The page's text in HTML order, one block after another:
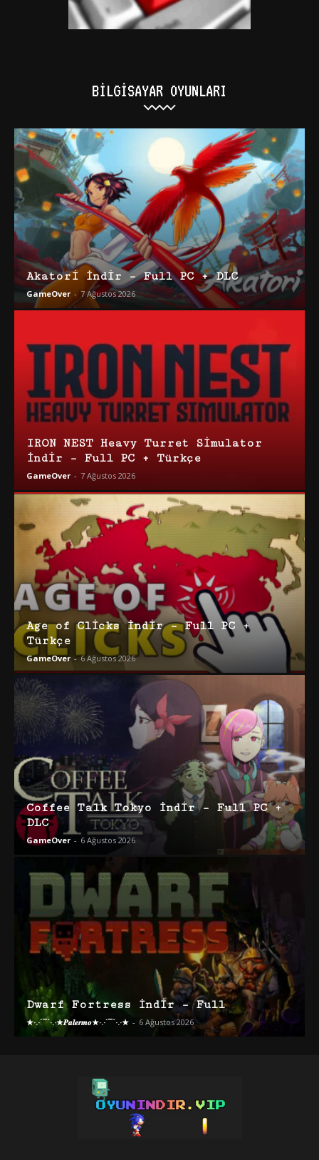
BILGISAYAR OYUNLARI
Akatori İndir – Full PC + DLC
GameOver - 7 Ağustos 2026
IRON NEST Heavy Turret Simulator
İndir – Full PC + Türkçe
GameOver - 7 Ağustos 2026
Age of Clicks İndir – Full PC +
Türkçe
GameOver - 6 Ağustos 2026
Coffee Talk Tokyo İndir – Full PC +
DLC
GameOver - 6 Ağustos 2026
Dwarf Fortress İndir – Full
★·.·´¯`·.·★𝑷𝒂𝒍𝒆𝒓𝒎𝒐★·.·´¯`·.·★ - 6 Ağustos 2026